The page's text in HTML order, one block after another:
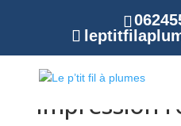
Accueil/ Produit
responsable / Page 6
Impression